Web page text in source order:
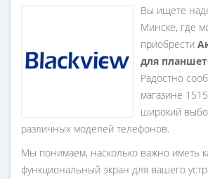
Вы ищете
Минске, где
приобрести
для
Радостно
магазине
широкий
различных моделей телефонов.
Мы понимаем, насколько важно иметь
функциональный экран для вашего